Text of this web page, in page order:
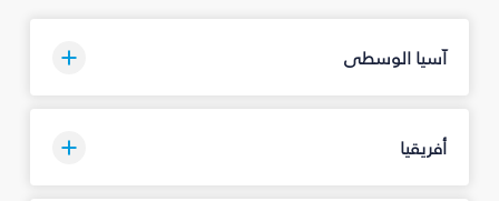
آسيا الوسطى
أفريقيا